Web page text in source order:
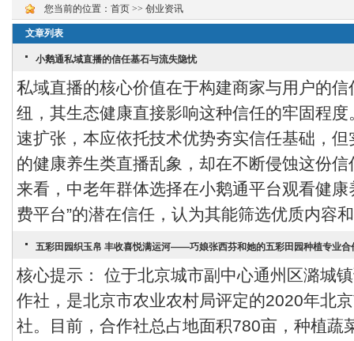
您当前的位置： 首页 >> 创业资讯
文章列表
小鹅通私域直播的信任基石与流失隐忧
私域直播的核心价值在于构建商家与用户的
纽，其生态健康直接影响这种信任的牢固程
速扩张，本应依托技术优势夯实信任基础，
的健康养生类直播乱象，却在不断侵蚀这份
来看，中老年群体选择在小鹅通平台观看健
费平台”的潜在信任，认为其能筛选优质内容
五彩田园织玉帛 丰收喜悦满运河——​巧娘张西芬和她的五彩田园种植专业合
核心提示： 位于北京城市副中心通州区潞城
作社，是北京市农业农村局评定的2020年北
社。目前，合作社总占地面积780亩，种植蔬